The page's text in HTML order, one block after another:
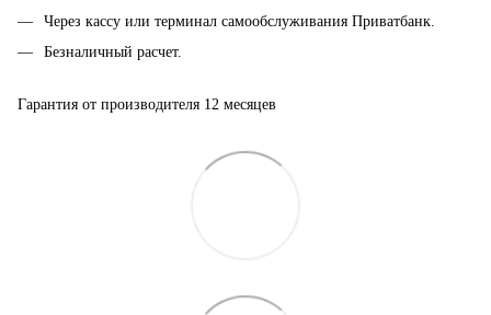
Через кассу или терминал самообслуживания Приватбанк.
Безналичный расчет.
Гарантия от производителя 12 месяцев